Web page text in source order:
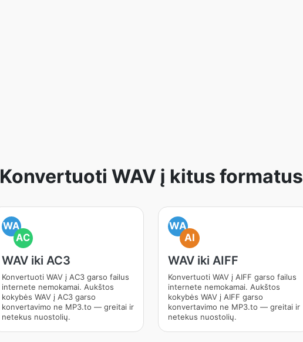
Konvertuoti WAV į kitus formatus
WA
AC
WAV iki AC3
Konvertuoti WAV į AC3 garso failus
internete nemokamai. Aukštos
kokybės WAV į AC3 garso
konvertavimo ne MP3.to — greitai ir
netekus nuostolių.
WA
AI
WAV iki AIFF
Konvertuoti WAV į AIFF garso failus
internete nemokamai. Aukštos
kokybės WAV į AIFF garso
konvertavimo ne MP3.to — greitai ir
netekus nuostolių.